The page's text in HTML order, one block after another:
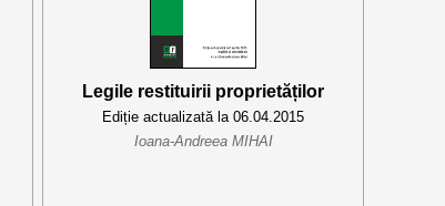
Legile restituirii proprietăților
Ediție actualizată la 06.04.2015
Ioana-Andreea MIHAI